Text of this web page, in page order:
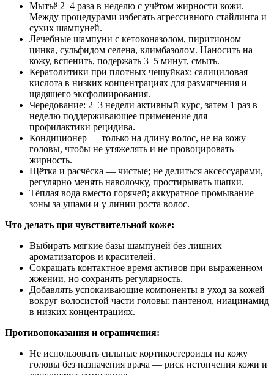
Мытьё 2–4 раза в неделю с учётом жирности кожи.
Между процедурами избегать агрессивного стайлинга и
сухих шампуней.
Лечебные шампуни с кетоконазолом, пиритионом
цинка, сульфидом селена, климбазолом. Наносить на
кожу, вспенить, подержать 3–5 минут, смыть.
Кератолитики при плотных чешуйках: салициловая
кислота в низких концентрациях для размягчения и
щадящего эксфолиирования.
Чередование: 2–3 недели активный курс, затем 1 раз в
неделю поддерживающее применение для
профилактики рецидива.
Кондиционер — только на длину волос, не на кожу
головы, чтобы не утяжелять и не провоцировать
жирность.
Щётка и расчёска — чистые; не делиться аксессуарами,
регулярно менять наволочку, простирывать шапки.
Тёплая вода вместо горячей; аккуратное промывание
зоны за ушами и у линии роста волос.
Что делать при чувствительной коже:
Выбирать мягкие базы шампуней без лишних
ароматизаторов и красителей.
Сокращать контактное время активов при выраженном
жжении, но сохранять регулярность.
Добавлять успокаивающие компоненты в уход за кожей
вокруг волосистой части головы: пантенол, ниацинамид
в низких концентрациях.
Противопоказания и ограничения:
Не использовать сильные кортикостероиды на кожу
головы без назначения врача — риск истончения кожи и